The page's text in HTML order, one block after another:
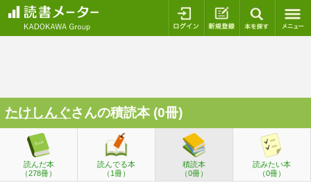
ログイン 新規登録
たけしんぐさんの積読本 (0冊)
読んだ本
（278冊）
読んでる本
（1冊）
積読本
（0冊）
読みたい本
（0冊）